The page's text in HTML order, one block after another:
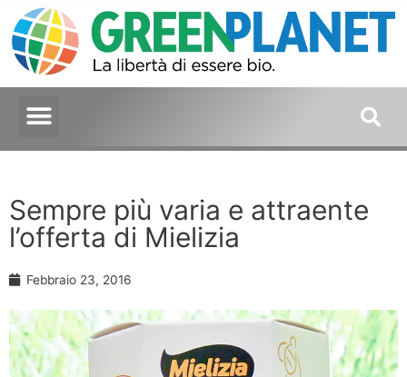
Sempre più varia e attraente
l’offerta di Mielizia
Febbraio 23, 2016